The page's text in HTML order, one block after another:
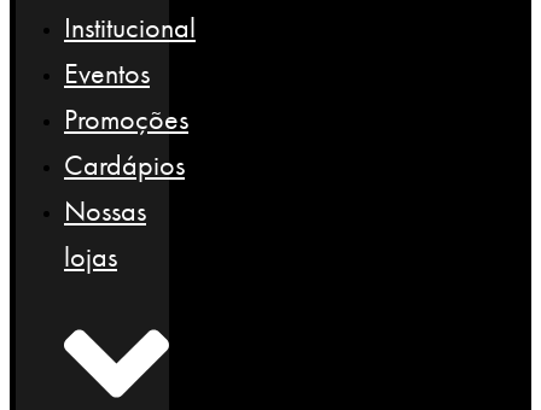
Institucional
Eventos
Promoções
Cardápios
Nossas
lojas